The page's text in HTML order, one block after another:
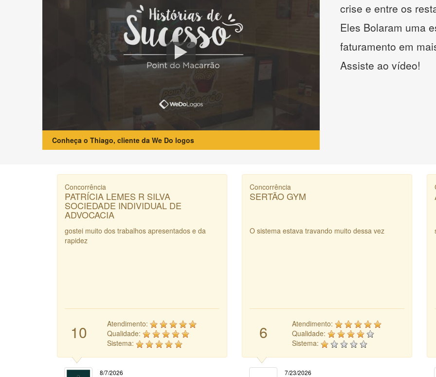
Conheça o Thiago, cliente da We Do logos
crise e entre os
Eles Bolaram uma
faturamento em
Assiste ao vídeo!
Concorrência
PATRÍCIA LEMES R SILVA
SOCIEDADE INDIVIDUAL DE
ADVOCACIA
gostei muito dos trabalhos apresentados e da
rapidez
10
Atendimento:
Qualidade:
Sistema:
8/7/2026
Concorrência
SERTÃO GYM
O sistema estava travando muito dessa vez
6
Atendimento:
Qualidade:
Sistema:
7/23/2026